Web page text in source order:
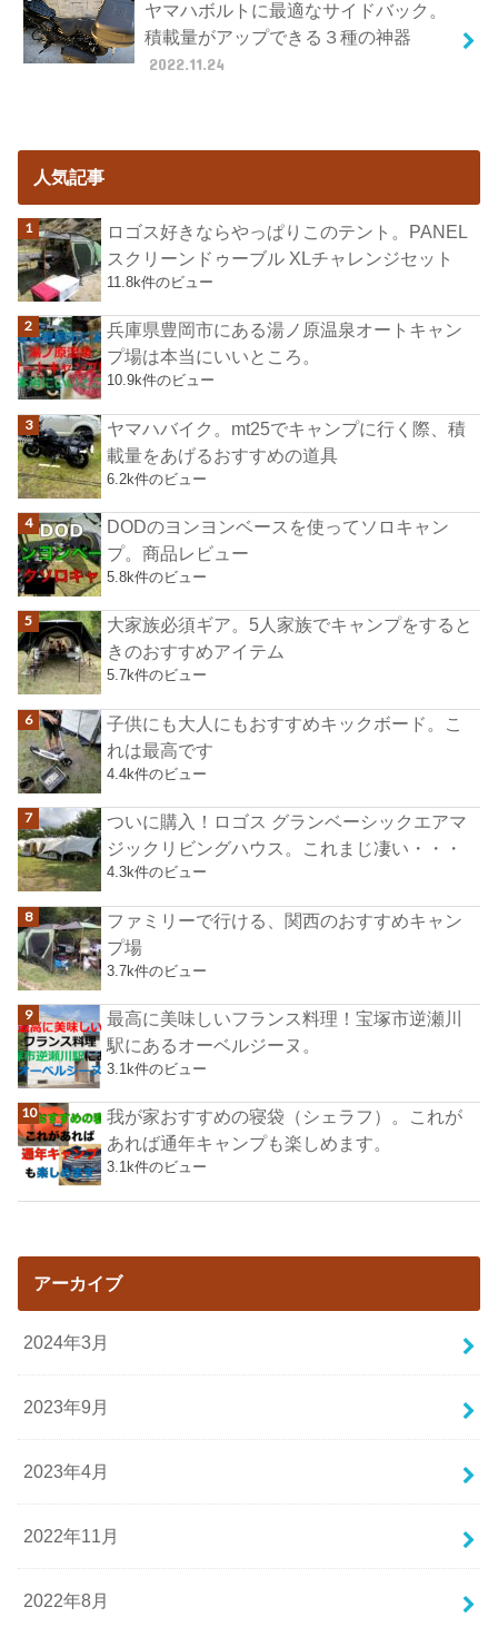
ヤマハボルトに最適なサイドバック。
積載量がアップできる３種の神器
2022.11.24
人気記事
ロゴス好きならやっぱりこのテント。PANEL
スクリーンドゥーブル XLチャレンジセット
11.8k件のビュー
兵庫県豊岡市にある湯ノ原温泉オートキャン
プ場は本当にいいところ。
10.9k件のビュー
ヤマハバイク。mt25でキャンプに行く際、積
載量をあげるおすすめの道具
6.2k件のビュー
DODのヨンヨンベースを使ってソロキャン
プ。商品レビュー
5.8k件のビュー
大家族必須ギア。5人家族でキャンプをすると
きのおすすめアイテム
5.7k件のビュー
子供にも大人にもおすすめキックボード。こ
れは最高です
4.4k件のビュー
ついに購入！ロゴス グランベーシックエアマ
ジックリビングハウス。これまじ凄い・・・
4.3k件のビュー
ファミリーで行ける、関西のおすすめキャン
プ場
3.7k件のビュー
最高に美味しいフランス料理！宝塚市逆瀬川
駅にあるオーベルジーヌ。
3.1k件のビュー
我が家おすすめの寝袋（シェラフ）。これが
あれば通年キャンプも楽しめます。
3.1k件のビュー
アーカイブ
2024年3月
2023年9月
2023年4月
2022年11月
2022年8月